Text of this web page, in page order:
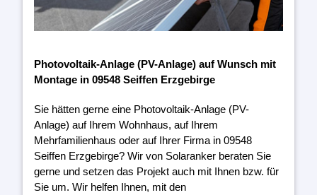
Photovoltaik-Anlage (PV-Anlage) auf Wunsch mit
Montage in 09548 Seiffen Erzgebirge
Sie hätten gerne eine Photovoltaik-Anlage (PV-
Anlage) auf Ihrem Wohnhaus, auf Ihrem
Mehrfamilienhaus oder auf Ihrer Firma in 09548
Seiffen Erzgebirge? Wir von Solaranker beraten Sie
gerne und setzen das Projekt auch mit Ihnen bzw. für
Sie um. Wir helfen Ihnen, mit den